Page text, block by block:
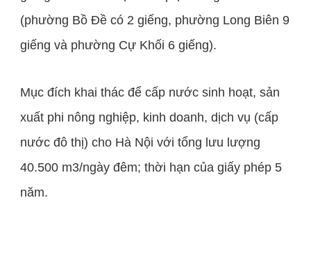
(phường Bồ Đề có 2 giếng, phường Long Biên 9
giếng và phường Cự Khối 6 giếng).
Mục đích khai thác để cấp nước sinh hoạt, sản
xuất phi nông nghiệp, kinh doanh, dịch vụ (cấp
nước đô thị) cho Hà Nội với tổng lưu lượng
40.500 m3/ngày đêm; thời hạn của giấy phép 5
năm.